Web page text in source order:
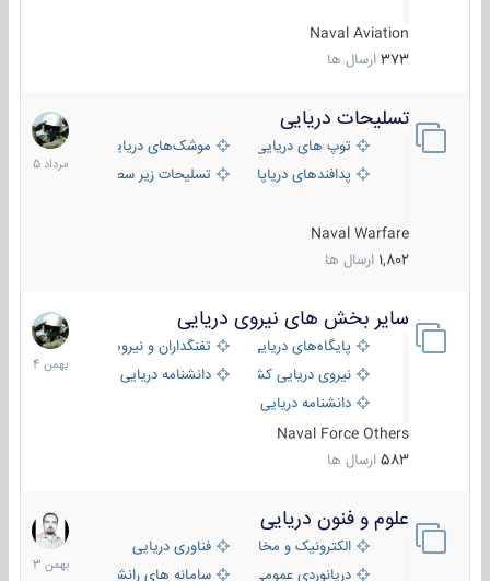
Naval Aviation
373 ارسال ها
تسلیحات دریایی
توپ های دریایی
موشک‌های دریایی
پدافندهای دریاپایه
تسلیحات زیر سطحی
Naval Warfare
1,802 ارسال ها
2
مرداد
1405
سایر بخش های نیروی دریایی
پایگاه‌های دریایی
تفنگداران و نیروهای ویژه‌ی دریایی
نیروی دریایی کشورهای مختلفدانشنامه دریایی
دانشنامه دریایی کپی
Naval Force Others
583 ارسال ها
22
بهمن
1404
علوم و فنون دریایی
الکترونیک و مخابرات دریاییفناوری دریایی
دریانوردی عمومی
سامانه های رانشی دریایی
6
بهمن
1403